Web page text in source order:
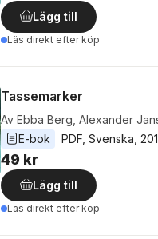
Lägg till
Läs direkt efter köp
Tassemarker
Av Ebba Berg Alexander
E-bok
PDF Svenska
49 kr
Lägg till
Läs direkt efter köp